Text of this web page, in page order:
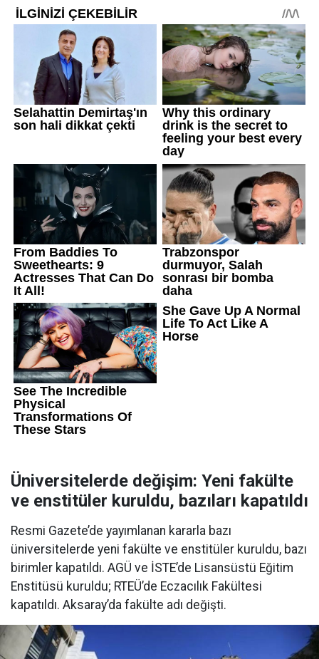
Üniversitelerde değişim: Yeni fakülte
ve enstitüler kuruldu, bazıları kapatıldı
Resmi Gazete’de yayımlanan kararla bazı
üniversitelerde yeni fakülte ve enstitüler kuruldu, bazı
birimler kapatıldı. AGÜ ve İSTE’de Lisansüstü Eğitim
Enstitüsü kuruldu; RTEÜ’de Eczacılık Fakültesi
kapatıldı. Aksaray’da fakülte adı değişti.